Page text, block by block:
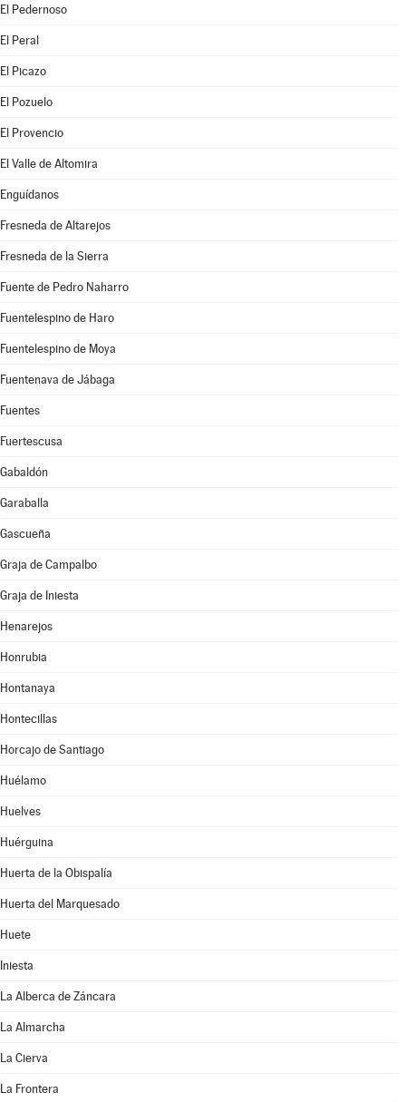
El Pedernoso
El Peral
El Picazo
El Pozuelo
El Provencio
El Valle de Altomira
Enguídanos
Fresneda de Altarejos
Fresneda de la Sierra
Fuente de Pedro Naharro
Fuentelespino de Haro
Fuentelespino de Moya
Fuentenava de Jábaga
Fuentes
Fuertescusa
Gabaldón
Garaballa
Gascueña
Graja de Campalbo
Graja de Iniesta
Henarejos
Honrubia
Hontanaya
Hontecillas
Horcajo de Santiago
Huélamo
Huelves
Huérguina
Huerta de la Obispalía
Huerta del Marquesado
Huete
Iniesta
La Alberca de Záncara
La Almarcha
La Cierva
La Frontera